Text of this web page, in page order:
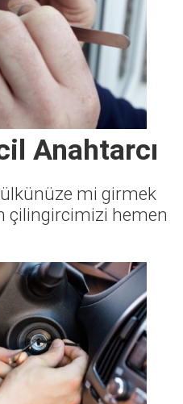
Anahtarcı
mi girmek
çilingircimizi hemen